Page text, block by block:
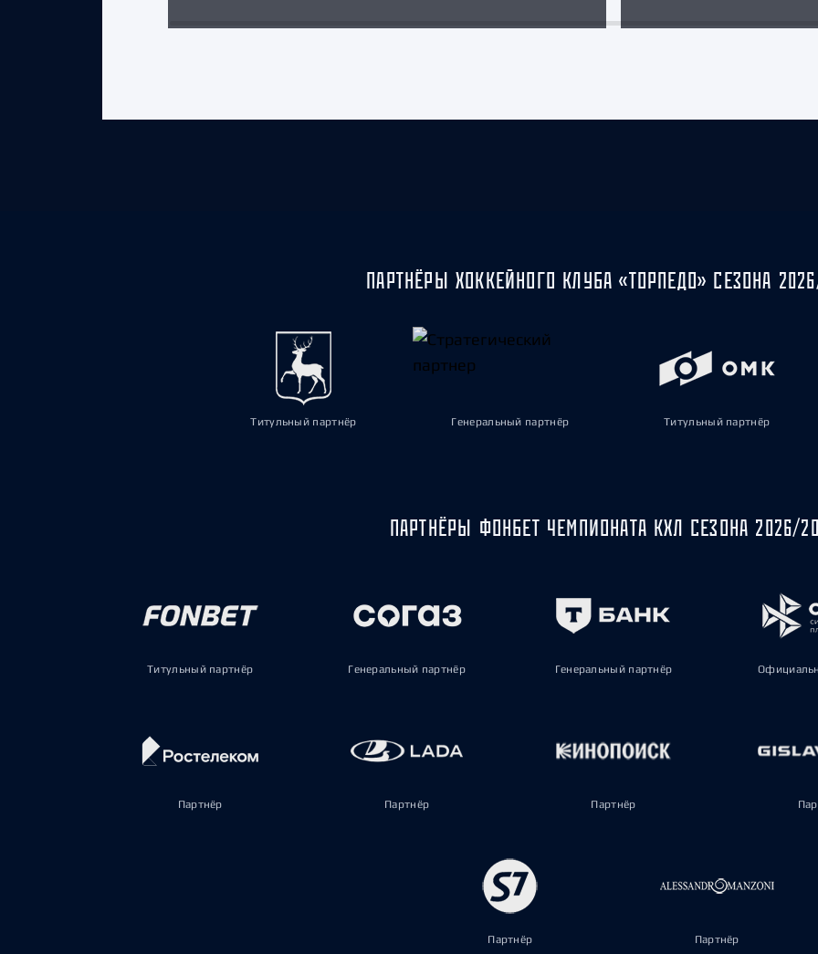
ПАРТНЁРЫ ХОККЕЙНОГО КЛУБА «ТОРПЕДО» СЕЗОНА
Титульный партнёр Генеральный партнёр Титульный партнёр
ПАРТНЁРЫ ФОНБЕТ ЧЕМПИОНАТА КХЛ СЕЗОНА 2026/
Титульный партнёр Генеральный партнёр Генеральный партнёр
Партнёр Партнёр Партнёр
Партнёр Партнёр